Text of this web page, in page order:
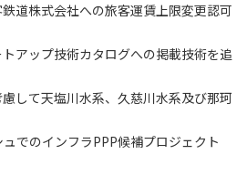
鉄道株式会社への旅客運賃上限変更認可
アップ技術カタログへの掲載技術を追
して天塩川水系、久慈川水系及び那珂
でのインフラPPP候補プロジェクト